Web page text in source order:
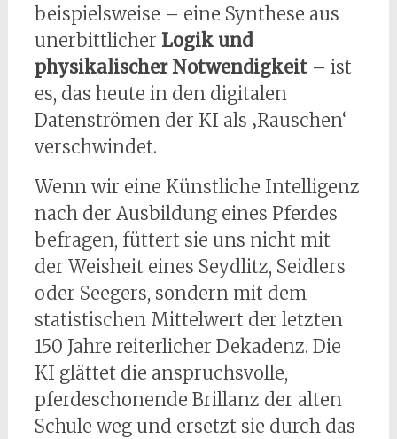
beispielsweise – eine Synthese aus
unerbittlicher Logik und
physikalischer Notwendigkeit – ist
es, das heute in den digitalen
Datenströmen der KI als ‚Rauschen‘
verschwindet.
Wenn wir eine Künstliche Intelligenz
nach der Ausbildung eines Pferdes
befragen, füttert sie uns nicht mit
der Weisheit eines Seydlitz, Seidlers
oder Seegers, sondern mit dem
statistischen Mittelwert der letzten
150 Jahre reiterlicher Dekadenz. Die
KI glättet die anspruchsvolle,
pferdeschonende Brillanz der alten
Schule weg und ersetzt sie durch das